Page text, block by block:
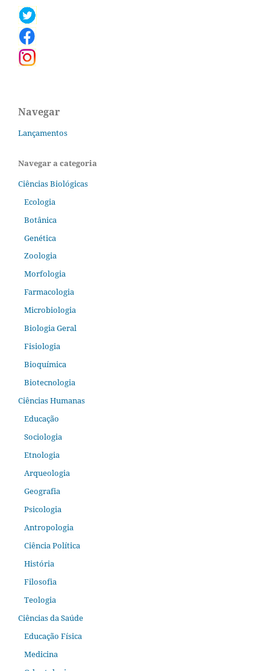
Navegar
Lançamentos
Navegar a categoria
Ciências Biológicas
Ecologia
Botânica
Genética
Zoologia
Morfologia
Farmacologia
Microbiologia
Biologia Geral
Fisiologia
Bioquímica
Biotecnologia
Ciências Humanas
Educação
Sociologia
Etnologia
Arqueologia
Geografia
Psicologia
Antropologia
Ciência Política
História
Filosofia
Teologia
Ciências da Saúde
Educação Física
Medicina